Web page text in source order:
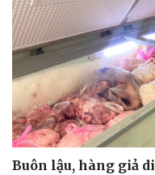
Sân khấu - Điện ảnh
Văn học
Âm nhạc
Di sản
Buôn lậu, hàng giả